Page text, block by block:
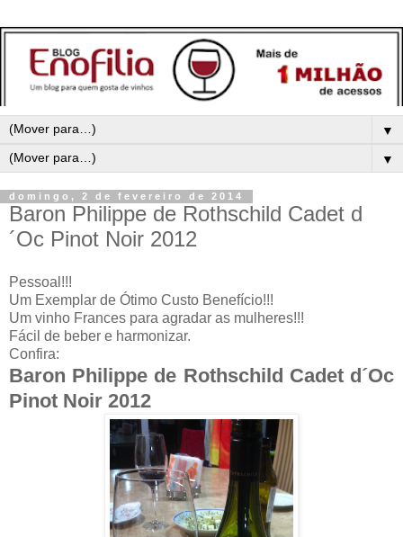
▼
▼
domingo, 2 de fevereiro de 2014
Baron Philippe de Rothschild Cadet d
´Oc Pinot Noir 2012
Pessoal!!!
Um Exemplar de Ótimo Custo Benefício!!!
Um vinho Frances para agradar as mulheres!!!
Fácil de beber e harmonizar.
Confira:
Baron Philippe de Rothschild Cadet d´Oc
Pinot Noir 2012